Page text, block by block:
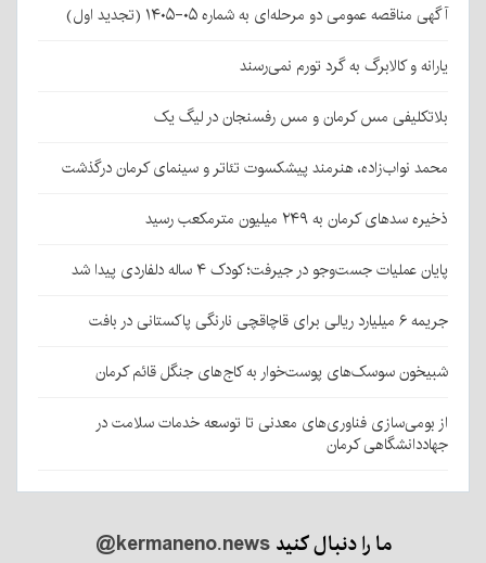
آگهی مناقصه عمومی دو مرحله‌ای به شماره ۰۵-۱۴۰۵ (تجدید اول)
یارانه و کالابرگ به گرد تورم نمی‌رسند
بلاتکلیفی مس کرمان و مس رفسنجان در لیگ یک
محمد نواب‌زاده، هنرمند پیشکسوت تئاتر و سینمای کرمان درگذشت
ذخیره سدهای کرمان به ۲۴۹ میلیون مترمکعب رسید
پایان عملیات جست‌وجو در جیرفت؛ کودک ۴ ساله دلفاردی پیدا شد
جریمه ۶ میلیارد ریالی برای قاچاقچی نارنگی پاکستانی در بافت
شبیخون سوسک‌های پوست‌خوار به کاج‌های جنگل قائم کرمان
از بومی‌سازی فناوری‌های معدنی تا توسعه خدمات سلامت در
جهاددانشگاهی کرمان
ما را دنبال کنید@kermaneno.news